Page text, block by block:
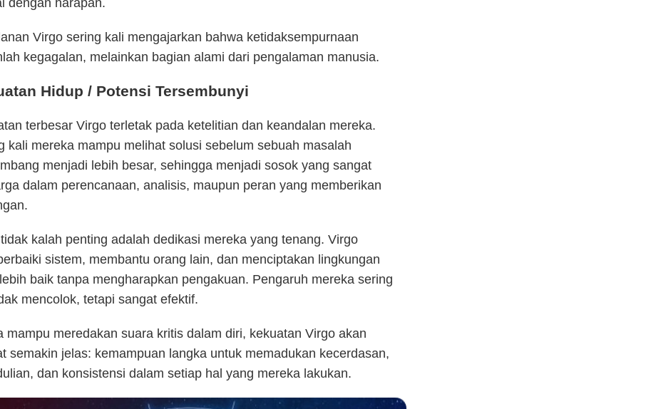
dengan harapan.
Virgo sering kali mengajarkan bahwa ketidaksempurnaan
kegagalan, melainkan bagian alami dari pengalaman manusia.
Hidup / Potensi Tersembunyi
terbesar Virgo terletak pada ketelitian dan keandalan mereka.
kali mereka mampu melihat solusi sebelum sebuah masalah
menjadi lebih besar, sehingga menjadi sosok yang sangat
dalam perencanaan, analisis, maupun peran yang memberikan
kalah penting adalah dedikasi mereka yang tenang. Virgo
sistem, membantu orang lain, dan menciptakan lingkungan
baik tanpa mengharapkan pengakuan. Pengaruh mereka sering
mencolok, tetapi sangat efektif.
mampu meredakan suara kritis dalam diri, kekuatan Virgo akan
semakin jelas: kemampuan langka untuk memadukan kecerdasan,
dan konsistensi dalam setiap hal yang mereka lakukan.